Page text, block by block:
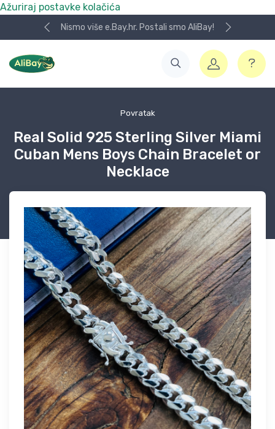
Ažuriraj postavke kolačića
Nismo više e.Bay.hr. Postali smo AliBay!
Povratak
Real Solid 925 Sterling Silver Miami
Cuban Mens Boys Chain Bracelet or
Necklace